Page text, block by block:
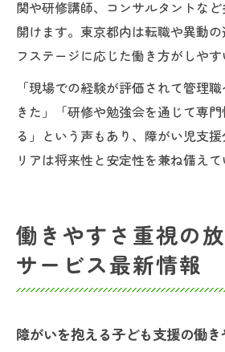
関や研修講師、コンサルタントな
開けます。東京都内は転職や異動
フステージに応じた働き方がしやす
「現場での経験が評価されて管理
きた」「研修や勉強会を通じて専
る」という声もあり、障がい児支
リアは将来性と安定性を兼ね備えて
働きやすさ重視の
サービス最新情報
障がいを抱える子ども支援の働